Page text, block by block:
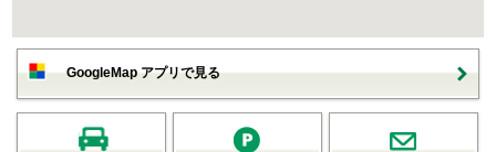
GoogleMap アプリで見る